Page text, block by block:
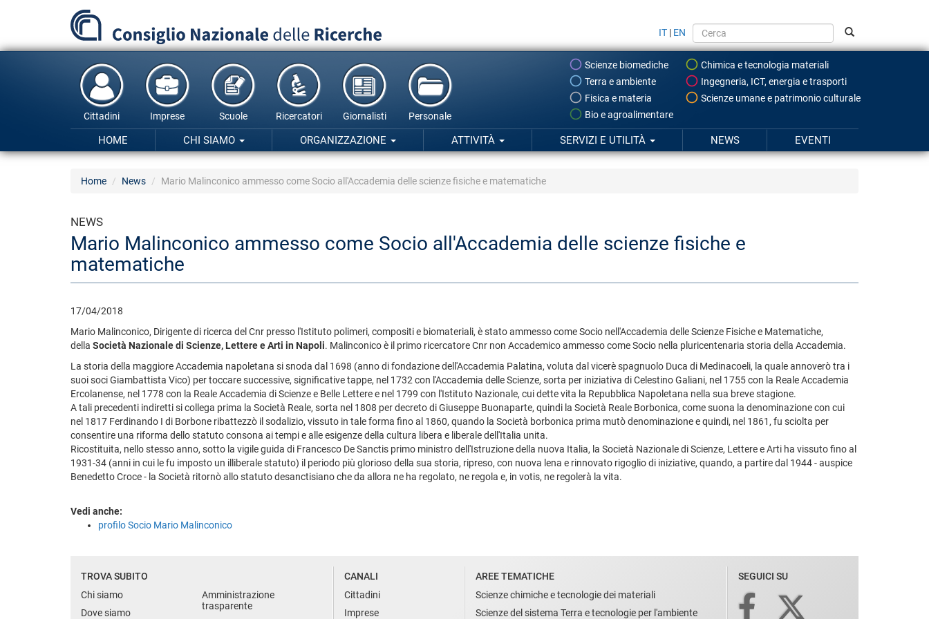
principale
IT | EN
Scienze biomediche
Chimica e tecnologia materiali
Terra e ambiente
Ingegneria, ICT, energia e trasporti
Fisica e materia
Scienze umane e patrimonio culturale
Bio e agroalimentare
Cittadini Imprese Scuole Ricercatori Giornalisti Personale
HOME CHI SIAMO ORGANIZZAZIONE ATTIVITÀ SERVIZI E UTILITÀ NEWS EVENTI
Home News Mario Malinconico ammesso come Socio all'Accademia delle scienze fisiche e matematiche
NEWS
Mario Malinconico ammesso come Socio all'Accademia delle scienze fisiche e
matematiche
17/04/2018
Mario Malinconico, Dirigente di ricerca del Cnr presso l'Istituto polimeri, compositi e biomateriali, è stato ammesso come Socio nell'Accademia delle Scienze Fisiche e Matematiche,
della Società Nazionale di Scienze, Lettere e Arti in Napoli. Malinconico è il primo ricercatore Cnr non Accademico ammesso come Socio nella pluricentenaria storia della Accademia.
La storia della maggiore Accademia napoletana si snoda dal 1698 (anno di fondazione dell'Accademia Palatina, voluta dal vicerè spagnuolo Duca di Medinacoeli, la quale annoverò tra i
suoi soci Giambattista Vico) per toccare successive, significative tappe, nel 1732 con l'Accademia delle Scienze, sorta per iniziativa di Celestino Galiani, nel 1755 con la Reale Accademia
Ercolanense, nel 1778 con la Reale Accademia di Scienze e Belle Lettere e nel 1799 con l'Istituto Nazionale, cui dette vita la Repubblica Napoletana nella sua breve stagione.
A tali precedenti indiretti si collega prima la Società Reale, sorta nel 1808 per decreto di Giuseppe Buonaparte, quindi la Società Reale Borbonica, come suona la denominazione con cui
nel 1817 Ferdinando I di Borbone ribattezzò il sodalizio, vissuto in tale forma fino al 1860, quando la Società borbonica prima mutò denominazione e quindi, nel 1861, fu sciolta per
consentire una riforma dello statuto consona ai tempi e alle esigenze della cultura libera e liberale dell'Italia unita.
Ricostituita, nello stesso anno, sotto la vigile guida di Francesco De Sanctis primo ministro dell'Istruzione della nuova Italia, la Società Nazionale di Scienze, Lettere e Arti ha vissuto fino al
1931-34 (anni in cui le fu imposto un illiberale statuto) il periodo più glorioso della sua storia, ripreso, con nuova lena e rinnovato rigoglio di iniziative, quando, a partire dal 1944 - auspice
Benedetto Croce - la Società ritornò allo statuto desanctisiano che da allora ne ha regolato, ne regola e, in votis, ne regolerà la vita.
Vedi anche:
profilo Socio Mario Malinconico
TROVA SUBITO
Chi siamo
Dove siamo
Amministrazione
trasparente
CANALI
Cittadini
Imprese
AREE TEMATICHE
Scienze chimiche e tecnologie dei materiali
Scienze del sistema Terra e tecnologie per l'ambiente
SEGUICI SU